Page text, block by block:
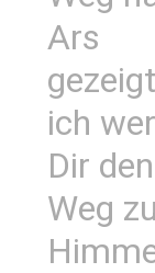
Ars
ich
Dir den
Weg